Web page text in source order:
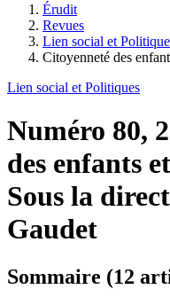
Érudit
Revues
Lien social et
Citoyenneté des
Lien social et Politiques
Numéro 80,
des enfants
Sous la
Gaudet
Sommaire (12